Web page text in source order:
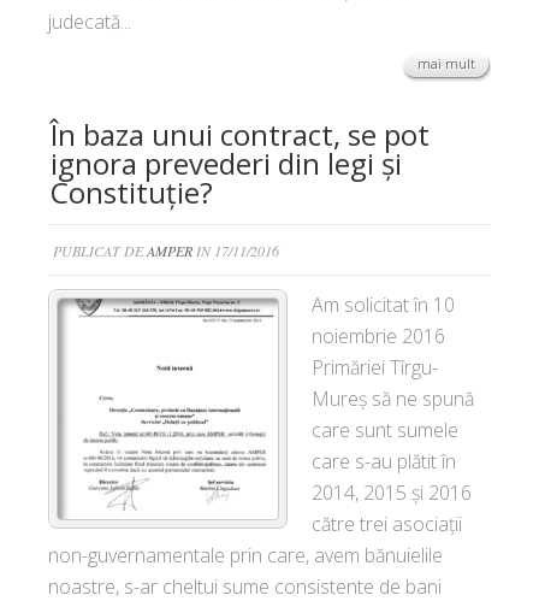
judecată...
mai mult
În baza unui contract, se pot
ignora prevederi din legi și
Constituție?
PUBLICAT DEAMPER IN 17/11/2016
Am solicitat în 10
noiembrie 2016
Primăriei Tîrgu-
Mureș să ne spună
care sunt sumele
care s-au plătit în
2014, 2015 și 2016
către trei asociații
non-guvernamentale prin care, avem bănuielile
noastre, s-ar cheltui sume consistente de bani